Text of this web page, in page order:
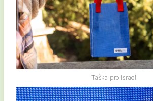
Taška pro Israel